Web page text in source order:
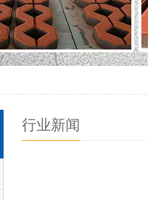
行业新闻